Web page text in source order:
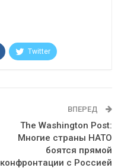
Twitter
ВПЕРЕД
The Washington Post:
Многие страны НАТО
боятся прямой
конфронтации с Россией